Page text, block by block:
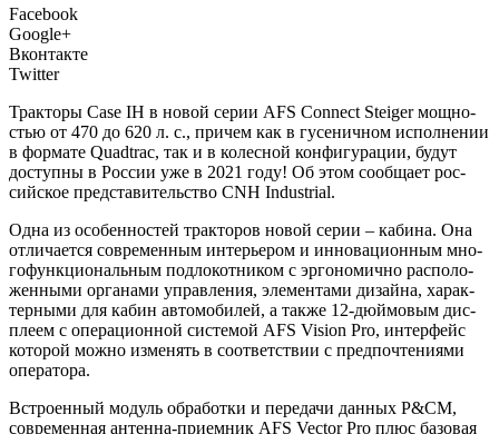
Facebook
Google+
Вконтакте
Twitter
Трак­то­ры Case IH в новой серии AFS Connect Steiger мощ­но­
стью от 470 до 620 л. с., при­чем как в гусе­нич­ном испол­не­нии
в фор­ма­те Quadtrac, так и в колес­ной кон­фи­гу­ра­ции, будут
доступ­ны в Рос­сии уже в 2021 году! Об этом сооб­ща­ет рос­
сий­ское пред­ста­ви­тель­ство CNH Industrial.
Одна из осо­бен­но­стей трак­то­ров новой серии – каби­на. Она
отли­ча­ет­ся совре­мен­ным инте­рье­ром и инно­ва­ци­он­ным мно­
го­функ­ци­о­наль­ным под­ло­кот­ни­ком с эрго­но­мич­но рас­по­ло­
жен­ны­ми орга­на­ми управ­ле­ния, эле­мен­та­ми дизай­на, харак­
тер­ны­ми для кабин авто­мо­би­лей, а так­же 12‑дюймовым дис­
пле­ем с опе­ра­ци­он­ной систе­мой AFS Vision Pro, интер­фейс
кото­рой мож­но изме­нять в соот­вет­ствии с пред­по­чте­ни­я­ми
оператора.
Встро­ен­ный модуль обра­бот­ки и пере­да­чи дан­ных P&CM,
совре­мен­ная антенна‑приемник AFS Vector Pro плюс базо­вая